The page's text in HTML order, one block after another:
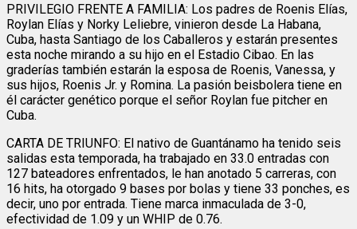
PRIVILEGIO FRENTE A FAMILIA: Los padres de Roenis Elías,
Roylan Elías y Norky Leliebre, vinieron desde La Habana,
Cuba, hasta Santiago de los Caballeros y estarán presentes
esta noche mirando a su hijo en el Estadio Cibao. En las
graderías también estarán la esposa de Roenis, Vanessa, y
sus hijos, Roenis Jr. y Romina. La pasión beisbolera tiene en
él carácter genético porque el señor Roylan fue pitcher en
Cuba.
CARTA DE TRIUNFO: El nativo de Guantánamo ha tenido seis
salidas esta temporada, ha trabajado en 33.0 entradas con
127 bateadores enfrentados, le han anotado 5 carreras, con
16 hits, ha otorgado 9 bases por bolas y tiene 33 ponches, es
decir, uno por entrada. Tiene marca inmaculada de 3-0,
efectividad de 1.09 y un WHIP de 0.76.